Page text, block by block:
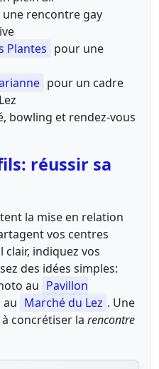
rencontre gay
Plantes pour une
pour un cadre
bowling et rendez-vous
réussir sa
la mise en relation
vos centres
clair, indiquez vos
des idées simples:
au Pavillon
au Marché du Lez . Une
concrétiser la rencontre